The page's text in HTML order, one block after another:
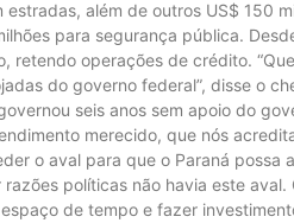
além de outros US$ 150
para segurança pública.
retendo operações de crédito.
do governo federal”, disse o
seis anos sem apoio do
merecido, que nós
o aval para que o Paraná possa
políticas não havia este
de tempo e fazer